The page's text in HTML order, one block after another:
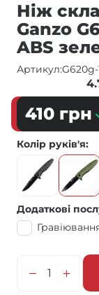
Ніж
Ganzo
ABS
Артикул:G620g-
410 грн
Колір руків'я
Додаткові